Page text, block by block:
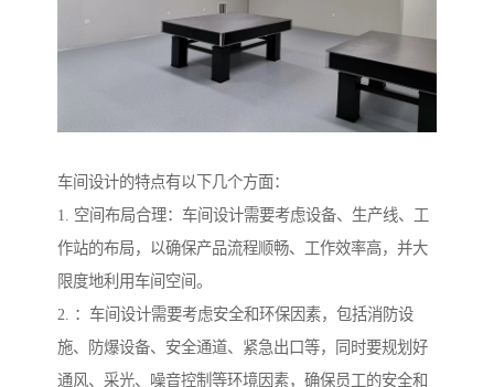
车间设计的特点有以下几个方面：
1. 空间布局合理：车间设计需要考虑设备、生产线、工
作站的布局，以确保产品流程顺畅、工作效率高，并大
限度地利用车间空间。
2. ：车间设计需要考虑安全和环保因素，包括消防设
施、防爆设备、安全通道、紧急出口等，同时要规划好
通风、采光、噪音控制等环境因素，确保员工的安全和